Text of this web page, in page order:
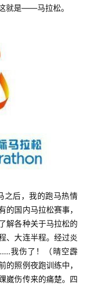
就是——马拉松。
后，我的跑马热情
的国内马拉松赛事，
解各种关于马拉松的
、大连半程。经过炎
我伤了！（晴空霹
的照例夜跑训练中，
崴伤传来的痛楚。四